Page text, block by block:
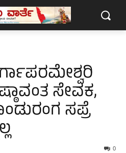
ಸೇವಕ,
ಸಪ್ರೆ
0